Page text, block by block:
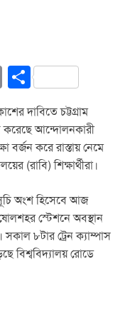
Pr
in
t
S
h
ar
e
দাবিতে চট্টগ্রাম
করেছে আন্দোলনকারী
বর্জন করে রাস্তায় নেমে
(রাবি) শিক্ষার্থীরা।
অংশ হিসেবে আজ
স্টেশনে অবস্থান
৮টার ট্রেন ক্যাম্পাস
বিশ্ববিদ্যালয় রোডে